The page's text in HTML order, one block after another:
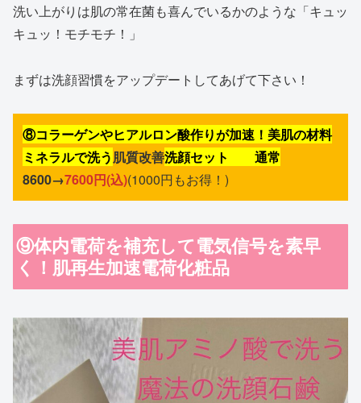
洗い上がりは肌の常在菌も喜んでいるかのような「キュッ
キュッ！モチモチ！」
まずは洗顔習慣をアップデートしてあげて下さい！
⑧コラーゲンやヒアルロン酸作りが加速！美肌の材料
ミネラルで洗う肌質改善洗顔セット 通常
8600→7600円(込)(1000円もお得！)
⑨体内電荷を補充して電気信号を素早
く！肌再生加速電荷化粧品